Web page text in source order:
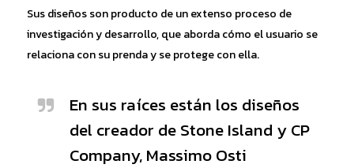
Sus diseños son producto de un extenso proceso de
investigación y desarrollo, que aborda cómo el usuario se
relaciona con su prenda y se protege con ella.
En sus raíces están los diseños
del creador de Stone Island y CP
Company, Massimo Osti